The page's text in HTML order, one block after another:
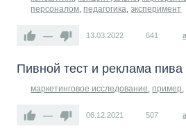
персоналом, педагогика,эксперимент
— 13.03.2022 641
Пивной тест и реклама пива
маркетинговое исследование, пример,
— 06.12.2021 507